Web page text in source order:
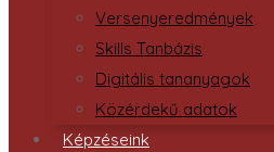
Versenyeredmények
Skills Tanbázis
Digitális tananyagok
Közérdekű adatok
Képzéseink